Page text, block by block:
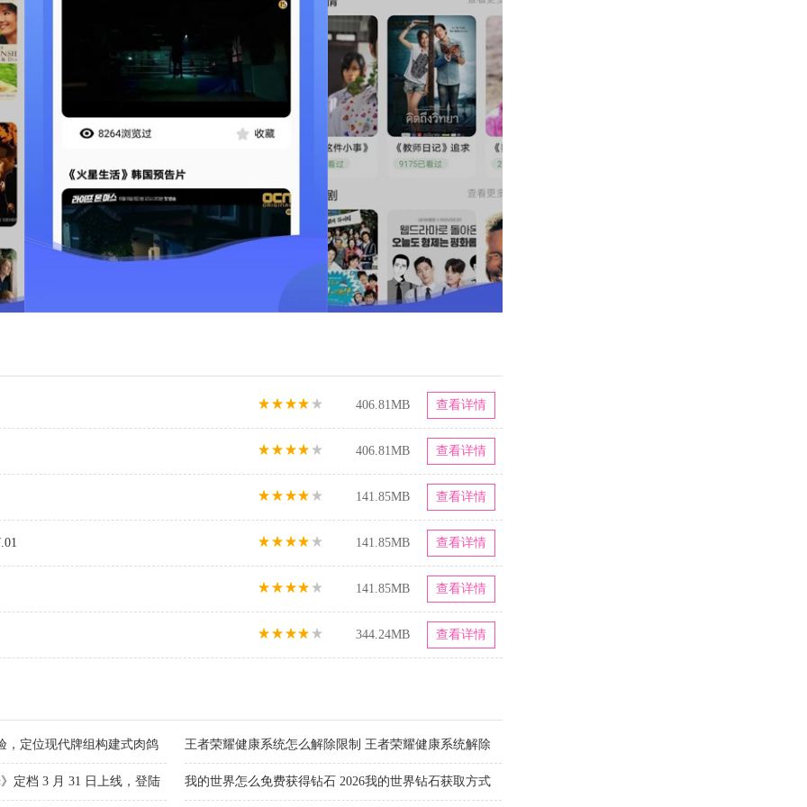
406.81MB 查看详情
406.81MB 查看详情
141.85MB 查看详情
141.85MB 查看详情
141.85MB 查看详情
344.24MB 查看详情
，定位现代牌组构建式肉鸽 王者荣耀健康系统怎么解除限制 王者荣耀健康系统解除
方法2026
定档 3 月 31 日上线，登陆 我的世界怎么免费获得钻石 2026我的世界钻石获取方式